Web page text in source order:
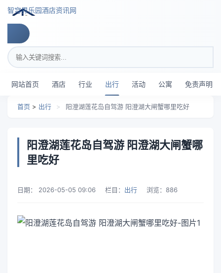
智穹界乐园酒店资讯网
搜索关键词
网站首页 酒店 行业 出行 活动 公寓 免责声明
首页 > 出行 > 阳澄湖莲花岛自驾游 阳澄湖大闸蟹哪里吃好
阳澄湖莲花岛自驾游 阳澄湖大闸蟹哪
里吃好
日期： 2026-05-05 09:06 栏目： 出行 浏览： 886